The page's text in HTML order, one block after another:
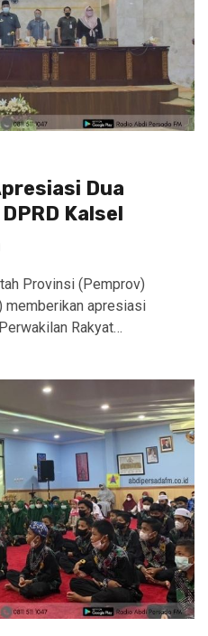
Dua
Kalsel
Provinsi (Pemprov)
memberikan apresiasi
Rakyat…